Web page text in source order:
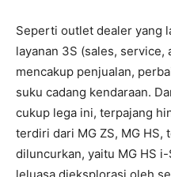
Seperti outlet dealer yang
layanan 3S (sales, service,
mencakup penjualan,
suku cadang kendaraan.
cukup lega ini, terpajang
terdiri dari MG ZS, MG HS,
diluncurkan, yaitu MG HS